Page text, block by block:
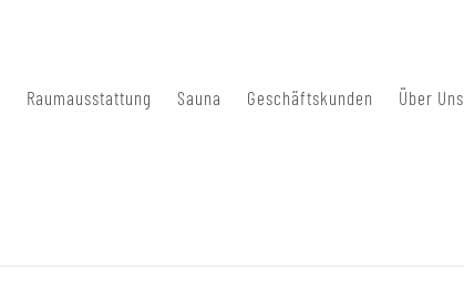
Raumausstattung Sauna Geschäftskunden Über Uns